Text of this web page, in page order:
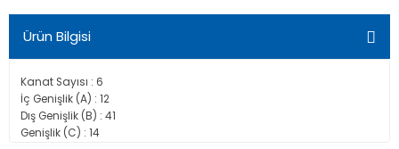
Ürün Bilgisi
Kanat Sayısı : 6
İç Genişlik (A) : 12
Dış Genişlik (B) : 41
Genişlik (C) : 14